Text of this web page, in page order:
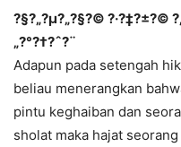
?§?„?µ?„?§?© ?·?‡?±?©
„?°?†?ˆ?¨
Adapun pada setengah
beliau menerangkan
pintu keghaiban dan
sholat maka hajat